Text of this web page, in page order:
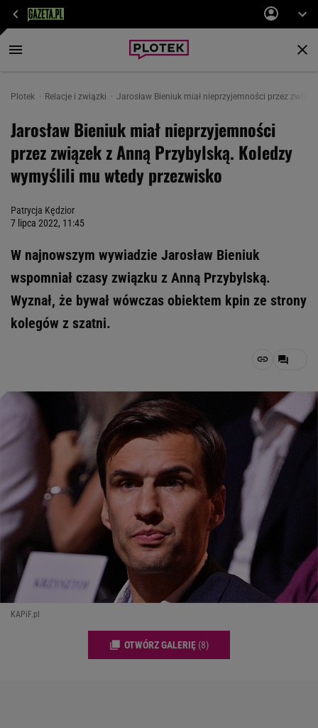
Plotek Relacje i związki Jarosław Bieniuk miał nieprzyjemności przez
Jarosław Bieniuk miał nieprzyjemności
przez związek z Anną Przybylską. Koledzy
wymyślili mu wtedy przezwisko
Patrycja Kędzior
7 lipca 2022, 11:45
W najnowszym wywiadzie Jarosław Bieniuk
wspomniał czasy związku z Anną Przybylską.
Wyznał, że bywał wówczas obiektem kpin ze strony
kolegów z szatni.
KAPiF.pl
OTWÓRZ GALERIĘ (8)